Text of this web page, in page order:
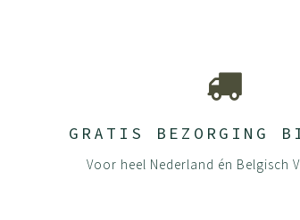
GRATIS BEZORGING
Voor heel Nederland én Belgisch